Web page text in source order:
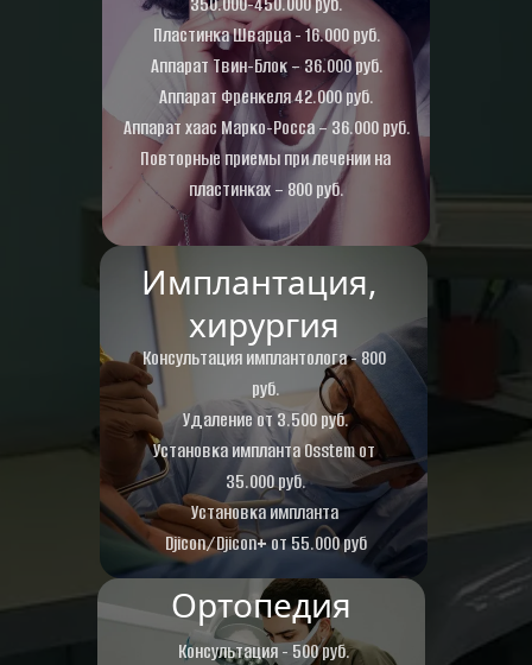
Пластинка Шварца - 16.000 руб.
Аппарат Твин-Блок – 36.000 руб.
Аппарат Френкеля 42.000 руб.
Аппарат хаас Марко-Росса – 36.000 руб.
Повторные приемы при лечении на
пластинках – 800 руб.
Имплантация,
хирургия
Консультация имплантолога - 800
руб.
Удаление от 3.500 руб.
Установка импланта Osstem от
35.000 руб.
Установка импланта
Djicon/Djicon+ от 55.000 руб
Ортопедия
Консультация - 500 руб.